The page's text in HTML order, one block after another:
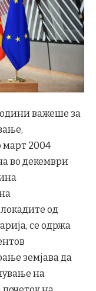
важеше за
март 2004
во декември
од
се одржа
земјава да
на